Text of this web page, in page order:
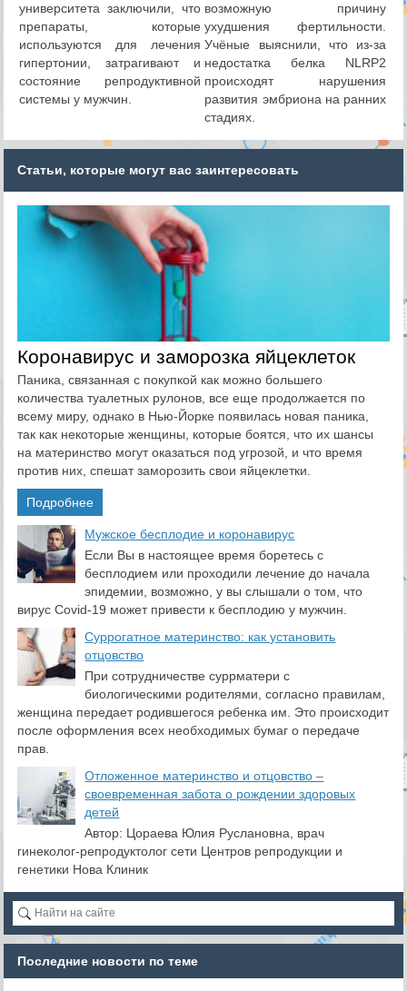
университета заключили, что
препараты, которые
используются для лечения
гипертонии, затрагивают и
состояние репродуктивной
системы у мужчин.
возможную причину
ухудшения фертильности.
Учёные выяснили, что из-за
недостатка белка NLRP2
происходят нарушения
развития эмбриона на ранних
стадиях.
Статьи, которые могут вас заинтересовать
Коронавирус и заморозка яйцеклеток
Паника, связанная с покупкой как можно большего
количества туалетных рулонов, все еще продолжается по
всему миру, однако в Нью-Йорке появилась новая паника,
так как некоторые женщины, которые боятся, что их шансы
на материнство могут оказаться под угрозой, и что время
против них, спешат заморозить свои яйцеклетки.
Подробнее
​Мужское бесплодие и коронавирус
Если Вы в настоящее время боретесь с
бесплодием или проходили лечение до начала
эпидемии, возможно, у вы слышали о том, что
вирус Covid-19 может привести к бесплодию у мужчин.
Суррогатное материнство: как установить
отцовство
При сотрудничестве суррматери с
биологическими родителями, согласно правилам,
женщина передает родившегося ребенка им. Это происходит
после оформления всех необходимых бумаг о передаче
прав.
Отложенное материнство и отцовство –
своевременная забота о рождении здоровых
детей
Автор: Цораева Юлия Руслановна, врач
гинеколог-репродуктолог сети Центров репродукции и
генетики Нова Клиник
Последние новости по теме